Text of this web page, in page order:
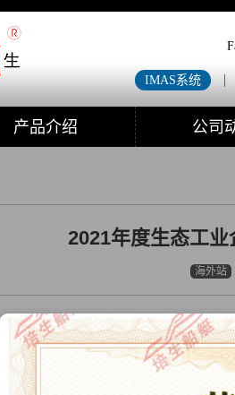
IMAS系统 |
产品介绍 公司
2021年度生态工
海外站